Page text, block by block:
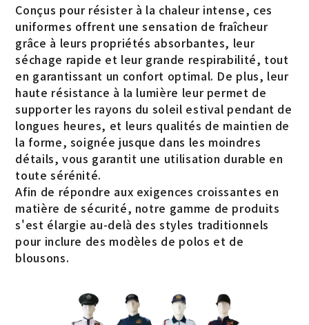
Conçus pour résister à la chaleur intense, ces
uniformes offrent une sensation de fraîcheur
grâce à leurs propriétés absorbantes, leur
séchage rapide et leur grande respirabilité, tout
en garantissant un confort optimal. De plus, leur
haute résistance à la lumière leur permet de
supporter les rayons du soleil estival pendant de
longues heures, et leurs qualités de maintien de
la forme, soignée jusque dans les moindres
détails, vous garantit une utilisation durable en
toute sérénité.
Afin de répondre aux exigences croissantes en
matière de sécurité, notre gamme de produits
s'est élargie au-delà des styles traditionnels
pour inclure des modèles de polos et de
blousons.